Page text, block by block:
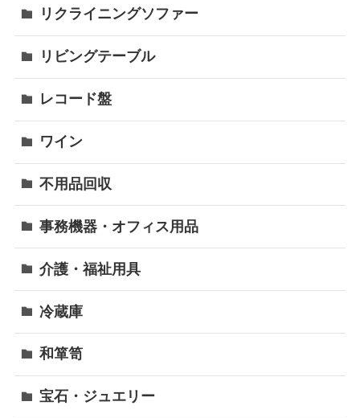
リクライニングソファー
リビングテーブル
レコード盤
ワイン
不用品回収
事務機器・オフィス用品
介護・福祉用具
冷蔵庫
和箪笥
宝石・ジュエリー